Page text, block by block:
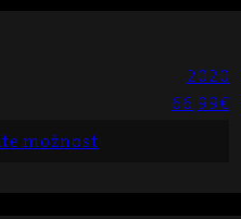
2020
66,99€
možnost